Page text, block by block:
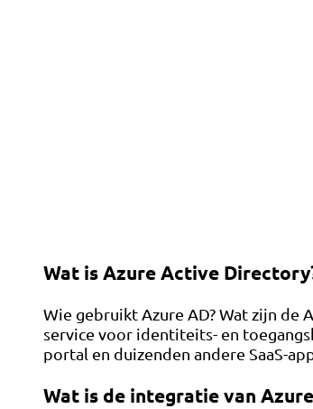
Wat is Azure Active
Wie gebruikt Azure AD? Wat zijn de
service voor identiteits- en
portal en duizenden andere SaaS-
Wat is de integratie van